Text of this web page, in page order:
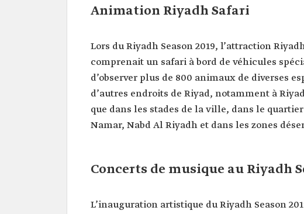
Animation Riyadh Safari
Lors du Riyadh Season 2019, l’attraction
comprenait un safari à bord de véhicules
d’observer plus de 800 animaux de diverses
d’autres endroits de Riyad, notamment à
que dans les stades de la ville, dans le
Namar, Nabd Al Riyadh et dans les zones
Concerts de musique au Riyadh
L’inauguration artistique du Riyadh Season